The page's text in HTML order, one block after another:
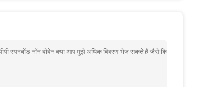
स्पनबोंड नॉन वोवेन क्या आप मुझे अधिक विवरण भेज सकते हैं जैसे कि